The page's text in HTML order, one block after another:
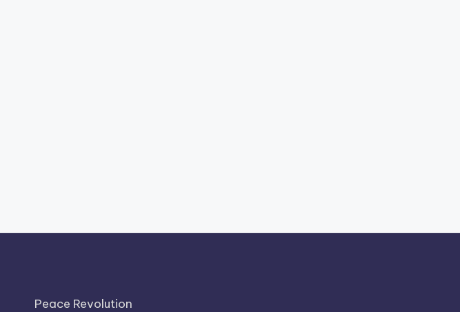
Peace Revolution